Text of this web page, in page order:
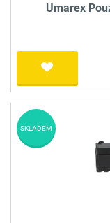
Umarex
SKLADEM